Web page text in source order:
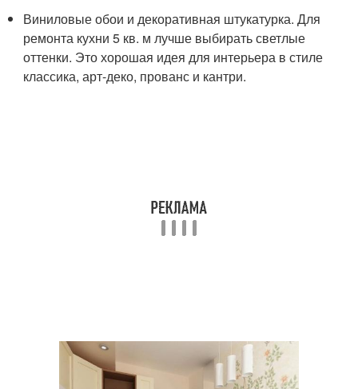
Виниловые обои и декоративная штукатурка. Для
ремонта кухни 5 кв. м лучше выбирать светлые
оттенки. Это хорошая идея для интерьера в стиле
классика, арт-деко, прованс и кантри.